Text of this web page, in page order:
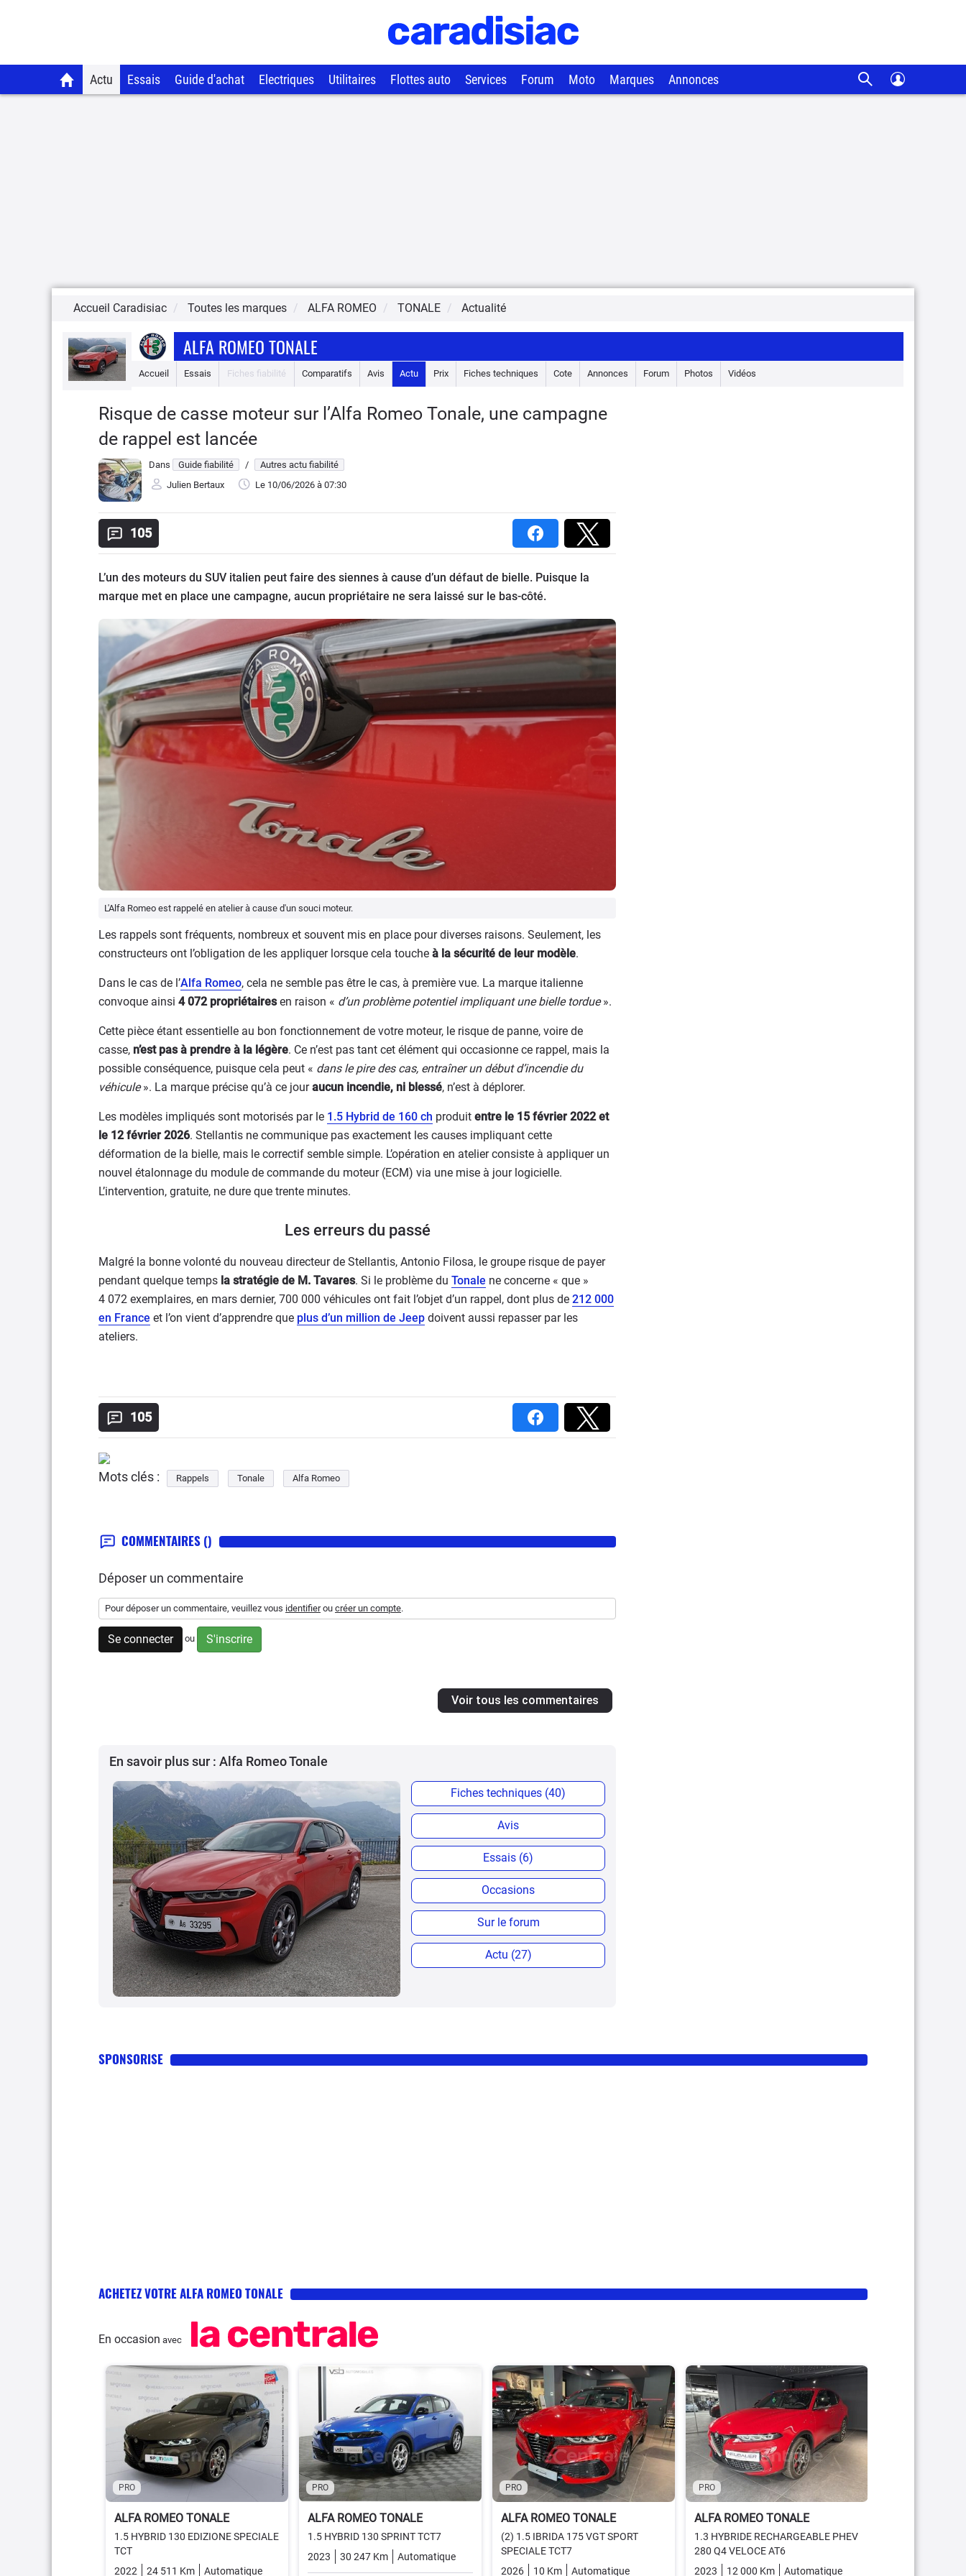
Actu Essais Guide d'achat Electriques Utilitaires Flottes auto Services Forum Moto Marques Annonces
Accueil Caradisiac Toutes les marques ALFA ROMEO TONALE Actualité
ALFA ROMEO TONALE
Accueil Essais Fiches fiabilité Comparatifs Avis Actu Prix Fiches techniques Cote Annonces Forum Photos Vidéos
Risque de casse moteur sur l’Alfa Romeo Tonale, une campagne
de rappel est lancée
Dans Guide fiabilité /
Autres actu fiabilité
Julien Bertaux
Le 10/06/2026 à 07:30
105
L’un des moteurs du SUV italien peut faire des siennes à cause d’un défaut de bielle. Puisque la
marque met en place une campagne, aucun propriétaire ne sera laissé sur le bas-côté.
L'Alfa Romeo est rappelé en atelier à cause d'un souci moteur.
Les rappels sont fréquents, nombreux et souvent mis en place pour diverses raisons. Seulement, les
constructeurs ont l’obligation de les appliquer lorsque cela touche à la sécurité de leur modèle.
Dans le cas de l’Alfa Romeo, cela ne semble pas être le cas, à première vue. La marque italienne
convoque ainsi 4 072 propriétairesen raison « d’un problème potentiel impliquant une bielle tordue».
Cette pièce étant essentielle au bon fonctionnement de votre moteur, le risque de panne, voire de
casse, n’est pas à prendre à la légère. Ce n’est pas tant cet élément qui occasionne ce rappel, mais la
possible conséquence, puisque cela peut « dans le pire des cas, entraîner un début d’incendie du
véhicule». La marque précise qu’à ce jouraucun incendie, ni blessé, n’est à déplorer.
Les modèles impliqués sont motorisés par le 1.5 Hybrid de 160 ch produit entre le 15 février 2022 et
le 12 février 2026. Stellantis ne communique pas exactement les causes impliquant cette
déformation de la bielle, mais le correctif semble simple. L’opération en atelier consiste à appliquer un
nouvel étalonnage du module de commande du moteur (ECM) via une mise à jour logicielle.
L’intervention, gratuite, ne dure que trente minutes.
Les erreurs du passé
Malgré la bonne volonté du nouveau directeur de Stellantis, Antonio Filosa, le groupe risque de payer
pendant quelque temps la stratégie de M. Tavares. Si le problème du Tonale ne concerne « que »
4 072 exemplaires, en mars dernier, 700 000 véhicules ont fait l’objet d’un rappel, dont plus de 212 000
en France et l’on vient d’apprendre que plus d’un million de Jeep doivent aussi repasser par les
ateliers.
105
Mots clés : Rappels Tonale Alfa Romeo
COMMENTAIRES ()
Déposer un commentaire
Pour déposer un commentaire, veuillez vous identifierou créer un compte.
Se connecter ou S'inscrire
Voir tous les commentaires
En savoir plus sur : Alfa Romeo Tonale
Fiches techniques (40)
Avis
Essais (6)
Occasions
Sur le forum
Actu (27)
SPONSORISE
ACHETEZ VOTRE ALFA ROMEO TONALE
En occasion avec
PRO
ALFA ROMEO TONALE
1.5 HYBRID 130 EDIZIONE SPECIALE
TCT
2022
24 511 Km Automatique Essence
PRO
ALFA ROMEO TONALE
1.5 HYBRID 130 SPRINT TCT7
2023
30 247 Km Automatique Essence
PRO
ALFA ROMEO TONALE
(2) 1.5 IBRIDA 175 VGT SPORT
SPECIALE TCT7
2026
10 Km Automatique
PRO
ALFA ROMEO TONALE
1.3 HYBRIDE RECHARGEABLE PHEV
280 Q4 VELOCE AT6
2023
12 000 Km Automatique